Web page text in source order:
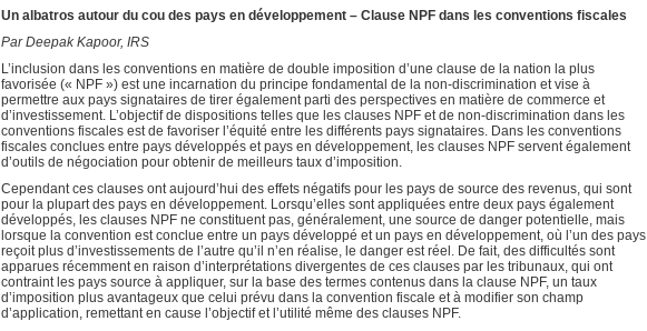
Un albatros autour du cou des pays en développement – Clause NPF dans les conventions fiscales
Par Deepak Kapoor, IRS
L’inclusion dans les conventions en matière de double imposition d’une clause de la nation la plus
favorisée (« NPF ») est une incarnation du principe fondamental de la non-discrimination et vise à
permettre aux pays signataires de tirer également parti des perspectives en matière de commerce et
d’investissement. L’objectif de dispositions telles que les clauses NPF et de non-discrimination dans les
conventions fiscales est de favoriser l’équité entre les différents pays signataires. Dans les conventions
fiscales conclues entre pays développés et pays en développement, les clauses NPF servent également
d’outils de négociation pour obtenir de meilleurs taux d’imposition.
Cependant ces clauses ont aujourd’hui des effets négatifs pour les pays de source des revenus, qui sont
pour la plupart des pays en développement. Lorsqu’elles sont appliquées entre deux pays également
développés, les clauses NPF ne constituent pas, généralement, une source de danger potentielle, mais
lorsque la convention est conclue entre un pays développé et un pays en développement, où l’un des pays
reçoit plus d’investissements de l’autre qu’il n’en réalise, le danger est réel. De fait, des difficultés sont
apparues récemment en raison d’interprétations divergentes de ces clauses par les tribunaux, qui ont
contraint les pays source à appliquer, sur la base des termes contenus dans la clause NPF, un taux
d’imposition plus avantageux que celui prévu dans la convention fiscale et à modifier son champ
d’application, remettant en cause l’objectif et l’utilité même des clauses NPF.